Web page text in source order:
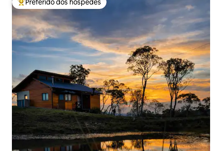
Entre os melhores preferidos dos hóspedes
Preferido dos hóspedes